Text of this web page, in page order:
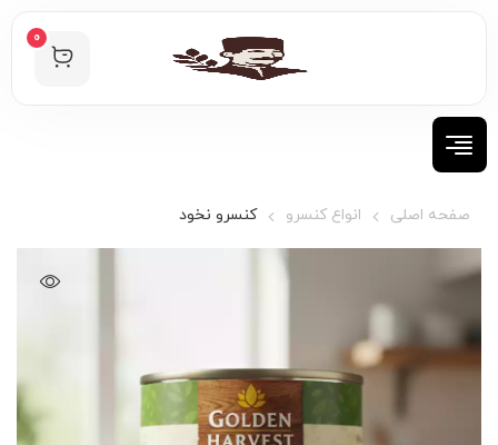
0
صفحه اصلی انواع کنسرو کنسرو نخود